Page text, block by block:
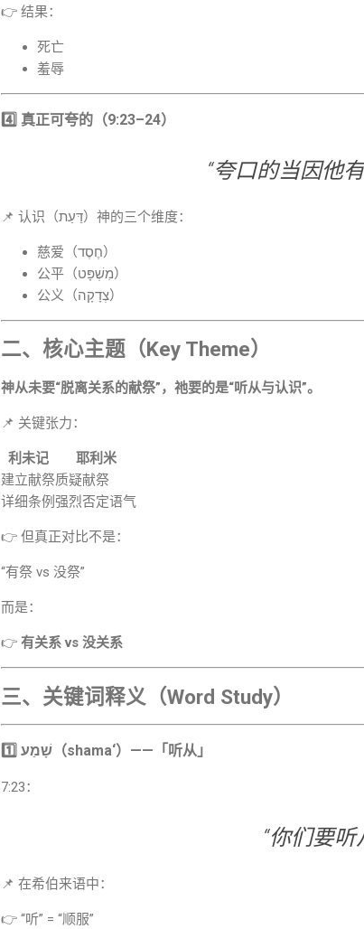
👉 结果：
死亡
羞辱
4️⃣ 真正可夸的（9:23–24）
“夸口的当因他
📌 认识（דַּעַת）神的三个维度：
慈爱（חֶסֶד）
公平（מִשְׁפָּט）
公义（צְדָקָה）
二、核心主题（Key Theme）
神从未要“脱离关系的献祭”，祂要的是“听从与认识”。
📌 关键张力：
利未记
耶利米
建立献祭质疑献祭
详细条例强烈否定语气
👉 但真正对比不是：
“有祭 vs 没祭”
而是：
👉 有关系 vs 没关系
三、关键词释义（Word Study）
1️⃣ שָׁמַע（shama‘）——「听从」
7:23：
“你们要听
📌 在希伯来语中：
👉 “听” = “顺服”